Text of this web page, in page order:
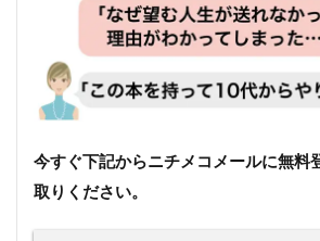
今すぐ下記からニチメコメールに無料
取りください。